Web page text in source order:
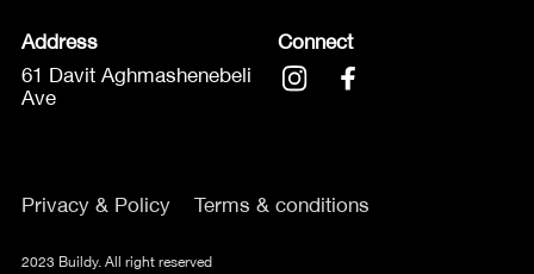
Address
61 Davit Aghmashenebeli
Ave
Connect
Privacy & Policy Terms & conditions
2023 Buildy. All right reserved